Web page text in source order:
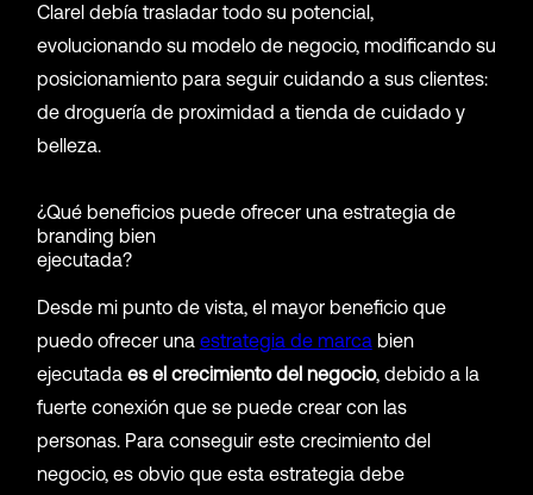
Clarel debía trasladar todo su potencial,
evolucionando su modelo de negocio, modificando su
posicionamiento para seguir cuidando a sus clientes:
de droguería de proximidad a tienda de cuidado y
belleza.
¿Qué beneficios puede ofrecer una estrategia de
branding bien
ejecutada?
Desde mi punto de vista, el mayor beneficio que
puedo ofrecer una estrategia de marcabien
ejecutada es el crecimiento del negocio, debido a la
fuerte conexión que se puede crear con las
personas. Para conseguir este crecimiento del
negocio, es obvio que esta estrategia debe